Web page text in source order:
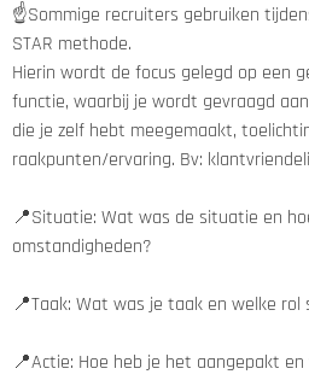
☝️Sommige recruiters gebruiken
STAR methode.
Hierin wordt de focus gelegd op een
functie, waarbij je wordt gevraagd
die je zelf hebt meegemaakt,
raakpunten/ervaring. Bv:
📍Situatie: Wat was de situatie en
omstandigheden?
📍Taak: Wat was je taak en welke rol
📍Actie: Hoe heb je het aangepakt